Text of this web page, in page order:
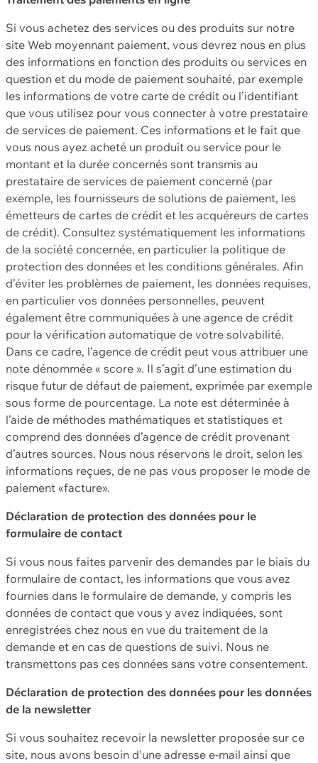
Si vous achetez des services ou des produits sur notre
site Web moyennant paiement, vous devrez nous en plus
des informations en fonction des produits ou services en
question et du mode de paiement souhaité, par exemple
les informations de votre carte de crédit ou l’identifiant
que vous utilisez pour vous connecter à votre prestataire
de services de paiement. Ces informations et le fait que
vous nous ayez acheté un produit ou service pour le
montant et la durée concernés sont transmis au
prestataire de services de paiement concerné (par
exemple, les fournisseurs de solutions de paiement, les
émetteurs de cartes de crédit et les acquéreurs de cartes
de crédit). Consultez systématiquement les informations
de la société concernée, en particulier la politique de
protection des données et les conditions générales. Afin
d’éviter les problèmes de paiement, les données requises,
en particulier vos données personnelles, peuvent
également être communiquées à une agence de crédit
pour la vérification automatique de votre solvabilité.
Dans ce cadre, l’agence de crédit peut vous attribuer une
note dénommée « score ». Il s’agit d’une estimation du
risque futur de défaut de paiement, exprimée par exemple
sous forme de pourcentage. La note est déterminée à
l’aide de méthodes mathématiques et statistiques et
comprend des données d’agence de crédit provenant
d’autres sources. Nous nous réservons le droit, selon les
informations reçues, de ne pas vous proposer le mode de
paiement «facture».
Déclaration de protection des données pour le
formulaire de contact
Si vous nous faites parvenir des demandes par le biais du
formulaire de contact, les informations que vous avez
fournies dans le formulaire de demande, y compris les
données de contact que vous y avez indiquées, sont
enregistrées chez nous en vue du traitement de la
demande et en cas de questions de suivi. Nous ne
transmettons pas ces données sans votre consentement.
Déclaration de protection des données pour les données
de la newsletter
Si vous souhaitez recevoir la newsletter proposée sur ce
site, nous avons besoin d'une adresse e-mail ainsi que